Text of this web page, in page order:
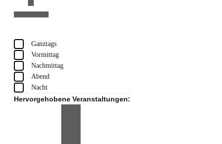
Filter
entfernen
Filter
schließen
Ganztags
Vormittag
Nachmittag
Abend
Nacht
Hervorgehobene Veranstaltungen: